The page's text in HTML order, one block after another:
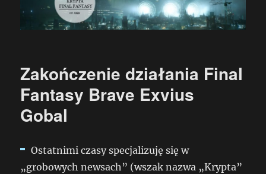
Zakończenie działania Final
Fantasy Brave Exvius
Gobal
Ostatnimi czasy specjalizuję się w
„grobowych newsach” (wszak nazwa „Krypta”